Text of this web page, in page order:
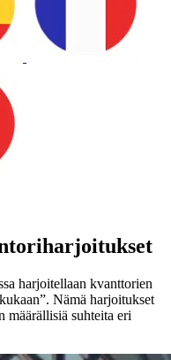
harjoitellaan kvanttorien
Nämä harjoitukset
määrällisiä suhteita eri